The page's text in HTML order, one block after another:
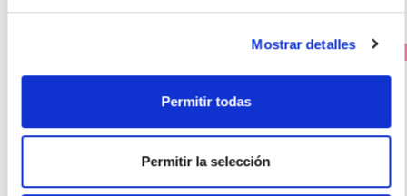
Mostrar detalles
Permitir todas
Permitir la selección